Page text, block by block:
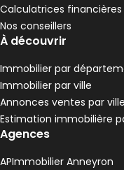
140 000 €
Bourg-Argental - 42220
Maison de village • 5
DPE :
E 3 chambres
,
Calculatrices financières
Nos conseillers
À découvrir
Immobilier par
Immobilier par ville
Annonces ventes par ville
Estimation immobilière
Agences
APImmobilier Anneyron